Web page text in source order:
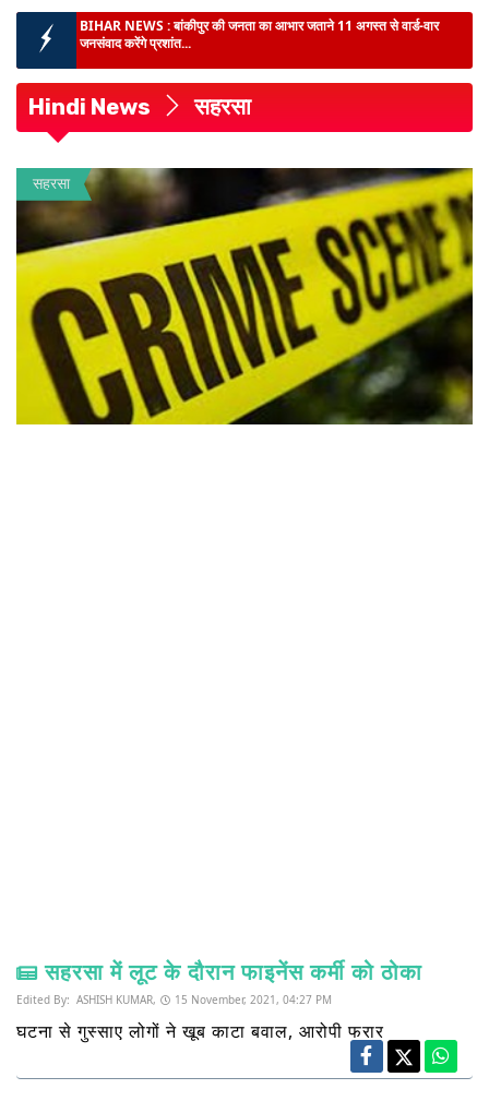
BIG NEWS :दीपक प्रकाश बने बिहार विधान परिषद के मनोनीत सदस्य, मंत्री पद
पर संवैधानिक स...
स्पीडी ट्रा...
लातेहार के अति सुदूरवर्ती गांव चेटर पहुंची पुलिस :ग्रामीणों के साथ लगाया जन- चौपाल,
BIHAR NEWS :बिहार की कला, संस्कृति एवं विरासत के संरक्षण-संवर्धन को नई
मजबूती, राज्य मं...
BIHAR NEWS :सरकारी सेवा में बैकडोर नियुक्ति को नियमित करने का दावा लंबे
समय तक काम करने...
BIHAR NEWS : बांकीपुर की जनता का आभार जताने 11 अगस्त से वार्ड-वार
जनसंवाद करेंगे प्रशांत...
Hindi News सहरसा
सहरसा
सहरसा में लूट के दौरान फाइनेंस कर्मी को ठोका
Edited By: ASHISH KUMAR, 15 November, 2021, 04:27 PM
घटना से गुस्साए लोगों ने खूब काटा बवाल, आरोपी फरार